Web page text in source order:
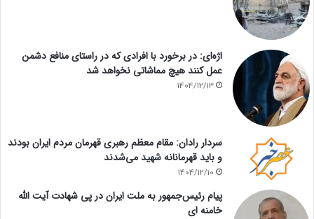
اژه‌ای: در برخورد با افرادی که در راستای منافع دشمن
عمل کنند هیچ مماشاتی نخواهد شد
1404/12/13
سردار رادان: مقام معظم رهبری قهرمان مردم ایران بودند
و باید قهرمانانه شهید می‌شدند
1404/12/10
پیام رئیس‌جمهور به ملت ایران در پی شهادت آیت الله
خامنه ای